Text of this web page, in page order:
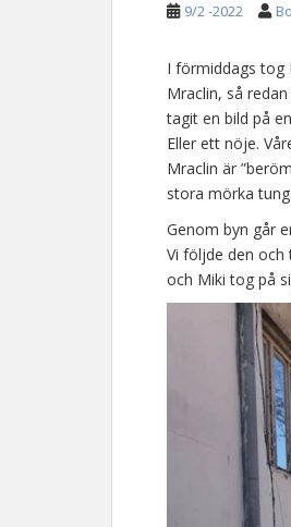
9/2 -2022
I förmiddags tog
Mraclin, så
tagit en bild på
Eller ett nöje.
Mraclin är
stora mörka
Genom byn går
Vi följde den och
och Miki tog på